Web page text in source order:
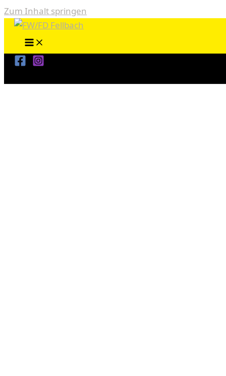
Zum Inhalt springen
Start
Themenbereiche
Verwaltung und Finanzen
Finanzzwischenbericht 2020